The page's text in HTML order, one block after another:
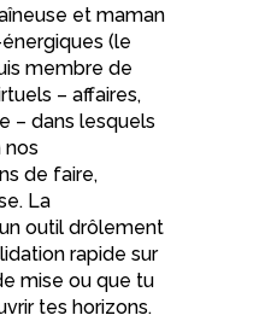
et maman
(le
membre de
– affaires,
– dans lesquels
nos
de faire,
La
outil drôlement
rapide sur
mise ou que tu
tes horizons.